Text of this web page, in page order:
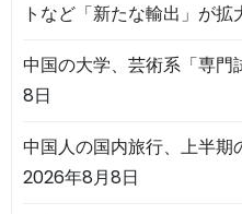
トなど「新たな輸出」が拡
中国の大学、芸術系「専門
8日
中国人の国内旅行、上半
2026年8月8日